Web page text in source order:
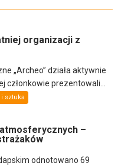
organizacji z
„Archeo” działa aktywnie
członkowie prezentowali...
i sztuka
–
odnotowano 69